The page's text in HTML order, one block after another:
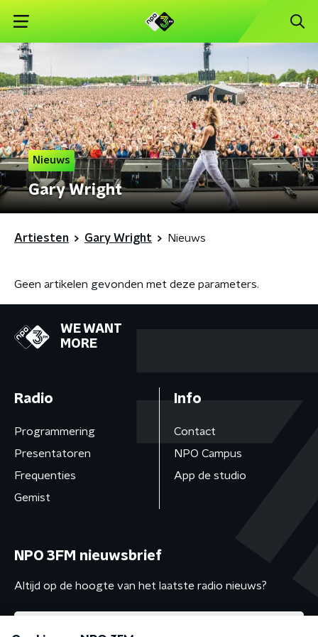
Nieuws
Gary Wright
Artiesten Gary Wright Nieuws
Geen artikelen gevonden met deze parameters.
WE WANT
MORE
Radio
Programmering
Presentatoren
Frequenties
Gemist
Info
Contact
NPO Campus
App de studio
NPO 3FM nieuwsbrief
Altijd op de hoogte van het laatste radio nieuws?